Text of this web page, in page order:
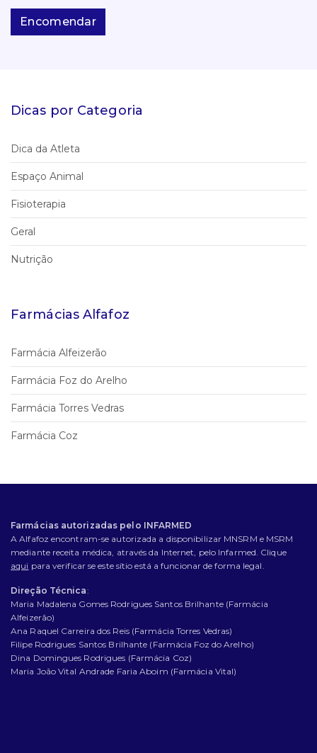
Encomendar
Dicas por Categoria
Dica da Atleta
Espaço Animal
Fisioterapia
Geral
Nutrição
Farmácias Alfafoz
Farmácia Alfeizerão
Farmácia Foz do Arelho
Farmácia Torres Vedras
Farmácia Coz
Farmácias autorizadas pelo INFARMED
A Alfafoz encontram-se autorizada a disponibilizar MNSRM e MSRM
mediante receita médica, através da Internet, pelo Infarmed. Clique
aqui para verificar se este sítio está a funcionar de forma legal.
Direção Técnica:
Maria Madalena Gomes Rodrigues Santos Brilhante (Farmácia
Alfeizerão)
Ana Raquel Carreira dos Reis (Farmácia Torres Vedras)
Filipe Rodrigues Santos Brilhante (Farmácia Foz do Arelho)
Dina Domingues Rodrigues (Farmácia Coz)
Maria João Vital Andrade Faria Aboim (Farmácia Vital)